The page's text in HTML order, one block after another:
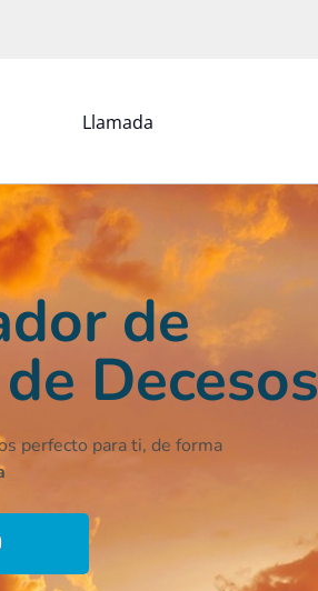
de
Decesos
perfecto para ti, de forma